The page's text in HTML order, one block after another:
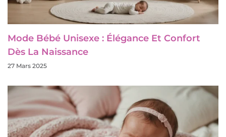
Mode Bébé Unisexe : Élégance Et Confort
Dès La Naissance
27 Mars 2025